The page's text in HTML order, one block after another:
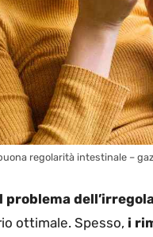
regolarità intestinale –
problema
ottimale. Spesso, i